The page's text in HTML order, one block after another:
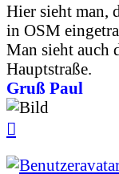
Hier sieht man,
in OSM
Man sieht auch
Hauptstraße.
Gruß Paul
oben